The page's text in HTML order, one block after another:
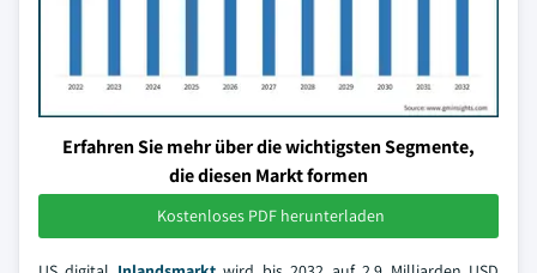
Erfahren Sie mehr über die wichtigsten Segmente,
die diesen Markt formen
Kostenloses PDF herunterladen